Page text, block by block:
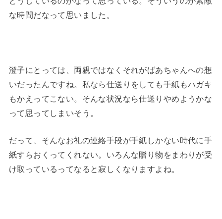
な時間だなって思いました。
澄子にとっては、両親ではなくそれがばあちゃんへの想
いだったんですね。私なら仕送りをしても手紙もハガキ
もかえってこない。そんな状況なら仕送りやめようかな
って思ってしまいそう。
だって、そんなお礼の連絡手段が手紙しかない時代に手
紙すらおくってくれない。いろんな贈り物をまわりが受
け取っているってなると寂しくなりますよね。